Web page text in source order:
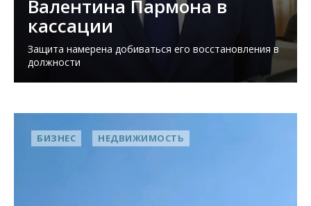
Валентина Пармона в
кассации
Защита намерена добиваться его восстановления в
должности
БИЗНЕС НЕДВИЖИМОСТЬ